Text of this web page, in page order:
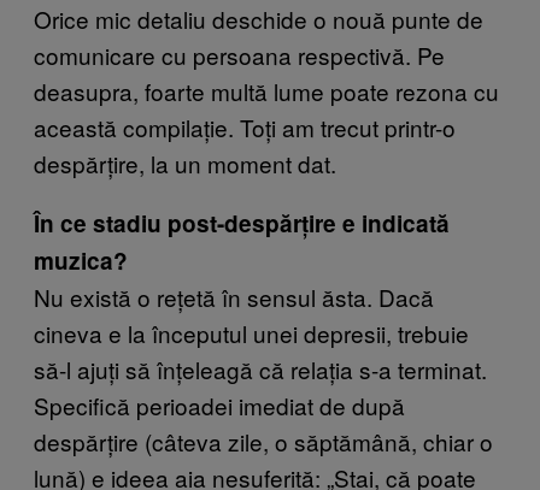
Orice mic detaliu deschide o nouă punte de
comunicare cu persoana respectivă. Pe
deasupra, foarte multă lume poate rezona cu
această compilație. Toți am trecut printr-o
despărțire, la un moment dat.
În ce stadiu post-despărțire e indicată
muzica?
Nu există o rețetă în sensul ăsta. Dacă
cineva e la începutul unei depresii, trebuie
să-l ajuți să înțeleagă că relația s-a terminat.
Specifică perioadei imediat de după
despărțire (câteva zile, o săptămână, chiar o
lună) e ideea aia nesuferită: „Stai, că poate